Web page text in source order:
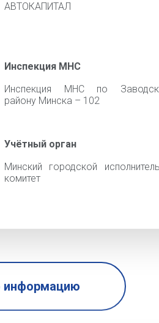
АВТОКАПИТАЛ
Инспекция МНС
Инспекция МНС по
району Минска – 102
Учётный орган
Минский городской
комитет
информацию